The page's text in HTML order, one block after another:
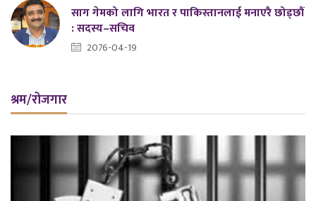
साग गेमको लागि भारत र पाकिस्तानलाई मनाएरै छोड्छौं
: सदस्य–सचिव
2076-04-19
श्रम/रोजगार